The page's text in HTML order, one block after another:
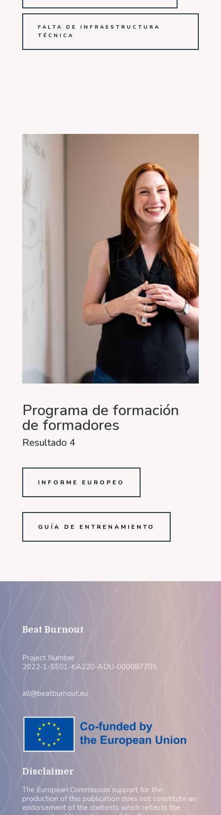
FALTA DE INFRAESTRUCTURA
TÉCNICA
Programa de formación
de formadores
Resultado 4
INFORME EUROPEO
GUÍA DE ENTRENAMIENTO
Beat Burnout
Project Number
2022-1-SE01-KA220-ADU-000087705
all@beatburnout.eu
Disclaimer
The European Commission support for the
production of this publication does not constitute an
endorsement of the contents which reflects the